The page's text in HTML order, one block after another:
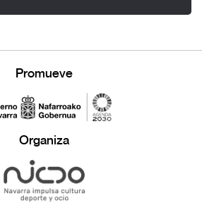
Promueve
Organiza